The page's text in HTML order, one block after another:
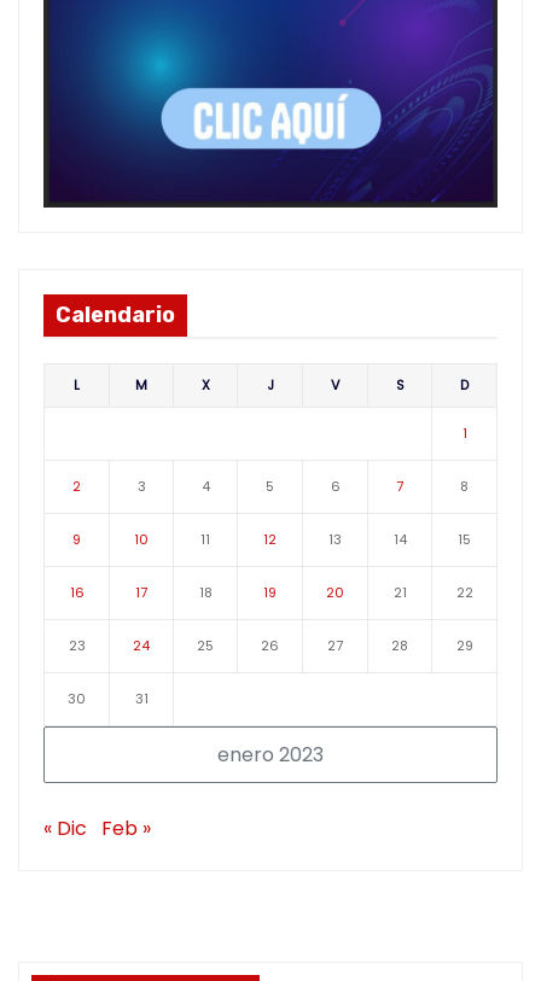
Calendario
enero 2023
L M X J V S D
1
2 3 4 5 6 7 8
9 10 11 12 13 14 15
16 17 18 19 20 21 22
23 24 25 26 27 28 29
30 31
« Dic Feb »